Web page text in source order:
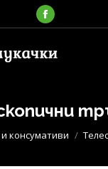
Facebook
page
opens
window
консумативи